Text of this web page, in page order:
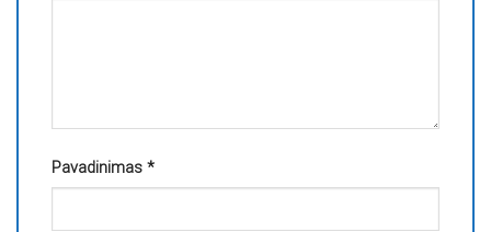
Pavadinimas *